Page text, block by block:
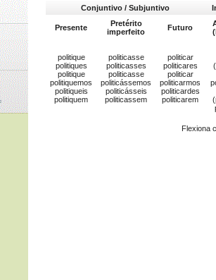
Conjuntivo / Subjuntivo
Presente
Pretérito
imperfeito
Futuro
politique
politiques
politique
politiquemos
politiqueis
politiquem
politicasse
politicasses
politicasse
politicássemos
politicásseis
politicassem
politicar
politicares
politicar
politicarmos
politicardes
politicarem
Flexiona